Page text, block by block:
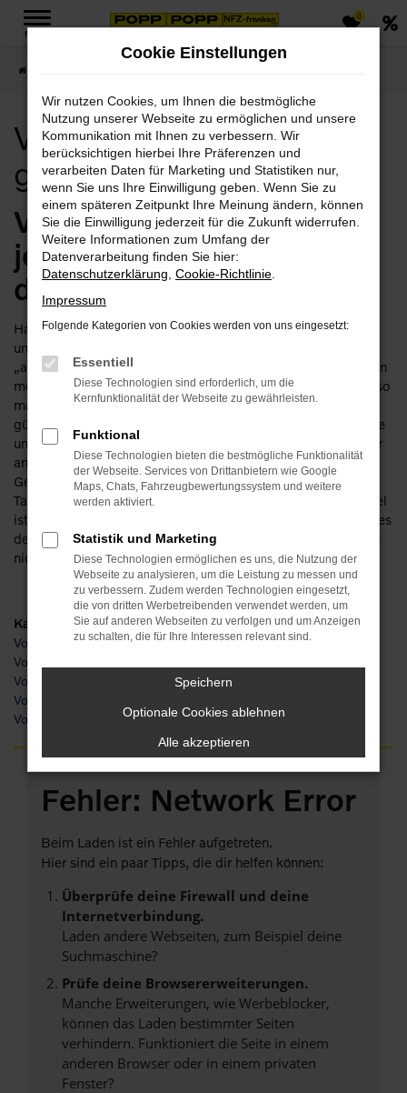
Zum
MENÜ
0
Volvo XC40 für Leipzig
günstig kaufen
Volvo XC40 in Leipzig –
jetzt einsteigen und
durchstarten
Haben Sie Lust, schon bald in Ihrem Volvo XC40 in Leipzig
unterwegs zu sein? Dann lassen Sie uns gemeinsam daran
„arbeiten“. Keine Sorge: wir verfügen über eine Erfahrung von
mehr als 110 Jahren im Automobilbereich und haben schon so
manchen Traum erfüllt. So werden auch Sie staunen, wie
günstig ein Volvo XC40 für Leipzig zu haben ist und wie viele
unterschiedliche Möglichkeiten existieren. Die Rede ist unter
anderem von einem Neuwagen. Oder einem
Gebrauchtfahrzeug, einem Jahreswagen, einer
Tageszulassung. Die Ideen gehen uns nicht aus und unser Ziel
ist Ihre Mobilität in Leipzig. Dass der Volvo XC40 hierfür eines
der am Besten geeigneten Fahrzeuge ist, braucht hoffentlich
nicht zusätzlich erwähnt zu werden.
Kategorie
Volvo XC40 Leipzig
Volvo XC40 Tageszulassung Leipzig
Volvo XC40 Gebrauchtwagen Leipzig
Volvo XC40 Neuwagen Leipzig
Volvo XC40 Jahreswagen Leipzig
Fehler: Network Error
Beim Laden ist ein Fehler aufgetreten.
Hier sind ein paar Tipps, die dir helfen können:
Überprüfe deine Firewall und deine
Internetverbindung.
Laden andere Webseiten, zum Beispiel deine
Suchmaschine?
Prüfe deine Browsererweiterungen.
Manche Erweiterungen, wie Werbeblocker,
können das Laden bestimmter Seiten
verhindern. Funktioniert die Seite in einem
anderen Browser oder in einem privaten
Fenster?
Cookie Einstellungen
Wir nutzen Cookies, um Ihnen die bestmögliche
Nutzung unserer Webseite zu ermöglichen und unsere
Kommunikation mit Ihnen zu verbessern. Wir
berücksichtigen hierbei Ihre Präferenzen und
verarbeiten Daten für Marketing und Statistiken nur,
wenn Sie uns Ihre Einwilligung geben. Wenn Sie zu
einem späteren Zeitpunkt Ihre Meinung ändern, können
Sie die Einwilligung jederzeit für die Zukunft widerrufen.
Weitere Informationen zum Umfang der
Datenverarbeitung finden Sie hier:
Datenschutzerklärung Cookie-Richtlinie
Impressum
Folgende Kategorien von Cookies werden von uns eingesetzt:
Essentiell
Diese Technologien sind erforderlich, um die
Kernfunktionalität der Webseite zu gewährleisten.
Funktional
Diese Technologien bieten die bestmögliche Funktionalität
der Webseite. Services von Drittanbietern wie Google
Maps, Chats, Fahrzeugbewertungssystem und weitere
werden aktiviert.
Statistik und Marketing
Diese Technologien ermöglichen es uns, die Nutzung der
Webseite zu analysieren, um die Leistung zu messen und
zu verbessern. Zudem werden Technologien eingesetzt,
die von dritten Werbetreibenden verwendet werden, um
Sie auf anderen Webseiten zu verfolgen und um Anzeigen
zu schalten, die für Ihre Interessen relevant sind.
Speichern
Optionale Cookies ablehnen
Alle akzeptieren